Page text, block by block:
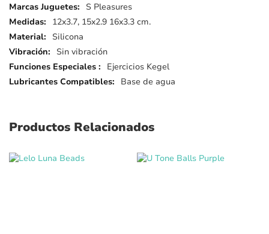
Más
detalles
S Pleasures
12x3.7, 15x2.9 16x3.3 cm.
Silicona
Sin vibración
Ejercicios Kegel
Base de agua
Productos Relacionados